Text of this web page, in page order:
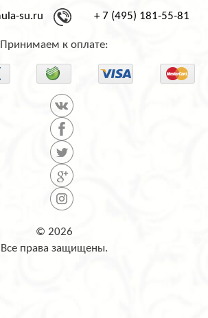
su.ru + 7 (495) 181-55-81
Принимаем к оплате:
© 2026
Все права защищены.